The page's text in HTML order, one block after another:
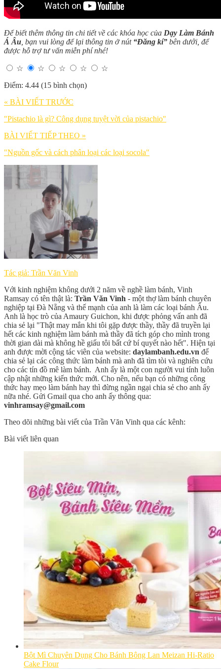
Để biết thêm thông tin chi tiết về các khóa học của Dạy Làm Bánh
Á Âu , bạn vui lòng để lại thông tin ở nút “Đăng kí” bên dưới, để
được hỗ trợ tư vấn miễn phí nhé!
☆ ☆ ☆ ☆
☆
Điểm: 4.44 (15 bình chọn)
« BÀI VIẾT TRƯỚC
"Pistachio là gì? Công dụng tuyệt vời của pistachio"
BÀI VIẾT TIẾP THEO »
"Nguồn gốc và cách phân loại các loại socola"
Tác giả: Trần Văn Vinh
Với kinh nghiệm không dưới 2 năm về nghề làm bánh, Vinh
Ramsay có tên thật là: Trần Văn Vinh - một thợ làm bánh chuyên
nghiệp tại Đà Nẵng và thế mạnh của anh là làm các loại bánh Âu.
Anh là học trò của Amaury Guichon, khi được phỏng vấn anh đã
chia sẻ lại "Thật may mắn khi tôi gặp được thầy, thầy đã truyền lại
hết các kinh nghiệm làm bánh mà thầy đã tích góp cho mình trong
thời gian dài mà không hề giấu tôi bất cứ bí quyết nào hết". Hiện tại
anh được mời cộng tác viên của website: daylambanh.edu.vn để
chia sẻ lại các công thức làm bánh mà anh đã tìm tòi và nghiên cứu
cho các tín đồ mê làm bánh. Anh ấy là một con người vui tính luôn
cập nhật những kiến thức mới. Cho nên, nếu bạn có những công
thức hay mẹo làm bánh hay thì đừng ngần ngại chia sẻ cho anh ấy
nữa nhé. Gửi Gmail qua cho anh ấy thông qua:
vinhramsay@gmail.com
Theo dõi những bài viết của Trần Văn Vinh qua các kênh:
Bài viết liên quan
Bột Mì Chuyên Dụng Cho Bánh Bông Lan Meizan Hi-Ratio
Cake Flour